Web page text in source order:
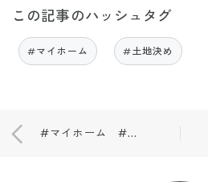
この記事のハッシュタグ
#マイホーム #土地決め
#マイホーム #テラスの希望イメージ